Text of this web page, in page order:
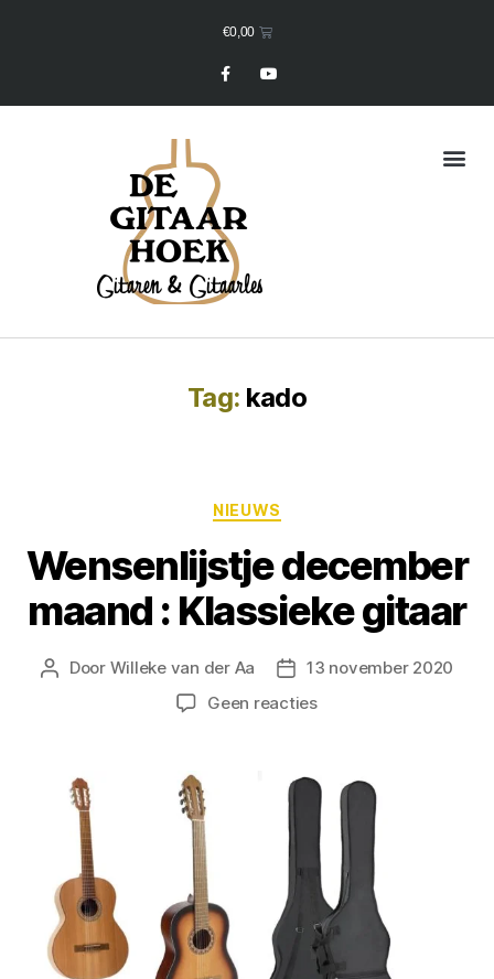
€0,00
Tag: kado
NIEUWS
Wensenlijstje december
maand : Klassieke gitaar
Door Willeke van der Aa
13 november 2020
Geen reacties